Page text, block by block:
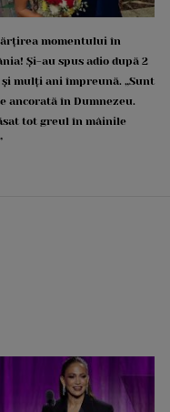
momentului în
Și-au spus adio după 2
mulți ani împreună. „Sunt
ancorată în Dumnezeu.
tot greul în mâinile